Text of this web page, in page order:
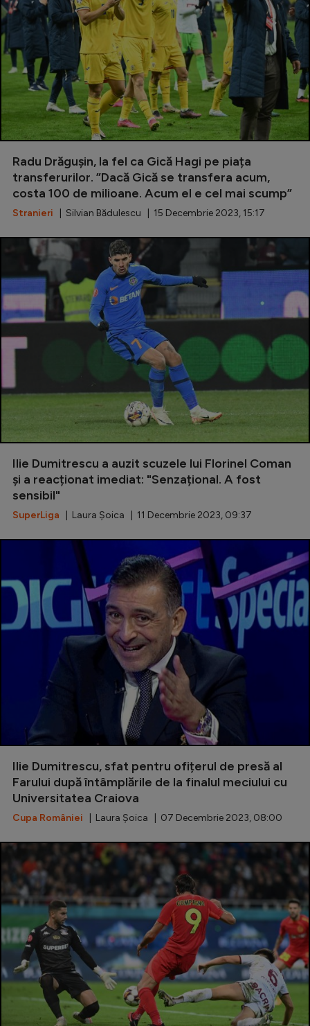
Radu Drăgușin, la fel ca Gică Hagi pe piața
transferurilor. ”Dacă Gică se transfera acum,
costa 100 de milioane. Acum el e cel mai scump”
Stranieri | Silvian Bădulescu | 15 Decembrie 2023, 15:17
Ilie Dumitrescu a auzit scuzele lui Florinel Coman
și a reacționat imediat: "Senzațional. A fost
sensibil"
SuperLiga | Laura Șoica | 11 Decembrie 2023, 09:37
Ilie Dumitrescu, sfat pentru ofițerul de presă al
Farului după întâmplările de la finalul meciului cu
Universitatea Craiova
Cupa României | Laura Șoica | 07 Decembrie 2023, 08:00